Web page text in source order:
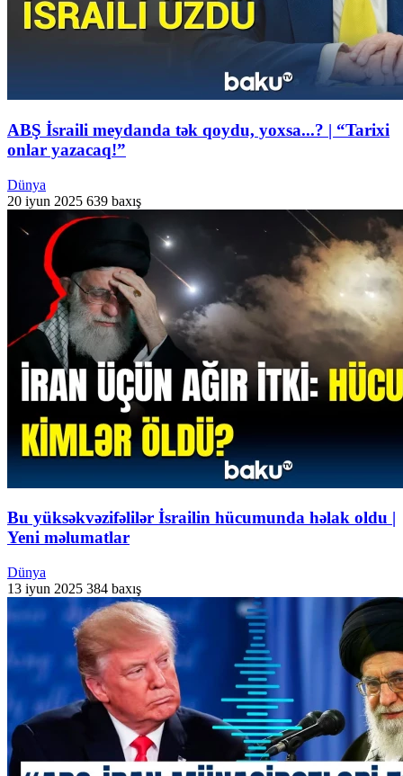
ABŞ İsraili meydanda tək qoydu, yoxsa...? | “Tarixi
onlar yazacaq!”
Dünya
20 iyun 2025 639 baxış
Bu yüksəkvəzifəlilər İsrailin hücumunda həlak oldu |
Yeni məlumatlar
Dünya
13 iyun 2025 384 baxış